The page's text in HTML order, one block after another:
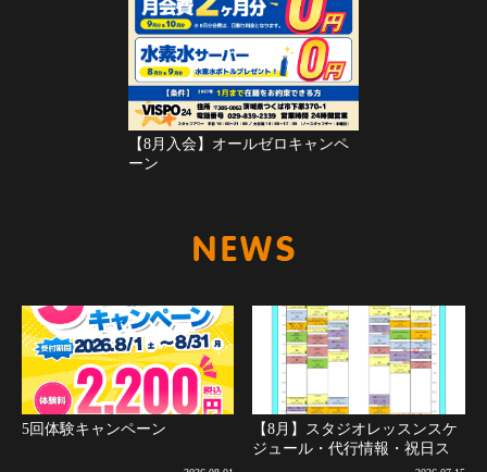
【8月入会】オールゼロキャンペ
ーン
5回体験キャンペーン
【8月】スタジオレッスンスケ
ジュール・代行情報・祝日ス
ケジュールについて(8月2日更